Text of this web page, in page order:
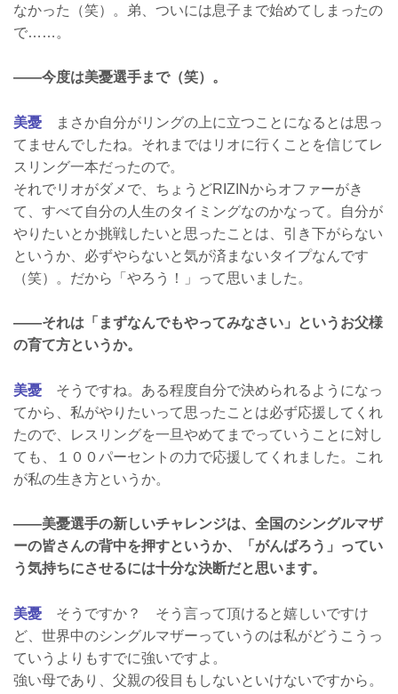
なかった（笑）。弟、ついには息子まで始めてしまったの
で……。
――今度は美憂選手まで（笑）。
美憂 まさか自分がリングの上に立つことになるとは思っ
てませんでしたね。それまではリオに行くことを信じてレ
スリング一本だったので。
それでリオがダメで、ちょうどRIZINからオファーがき
て、すべて自分の人生のタイミングなのかなって。自分が
やりたいとか挑戦したいと思ったことは、引き下がらない
というか、必ずやらないと気が済まないタイプなんです
（笑）。だから「やろう！」って思いました。
――それは「まずなんでもやってみなさい」というお父様
の育て方というか。
美憂 そうですね。ある程度自分で決められるようになっ
てから、私がやりたいって思ったことは必ず応援してくれ
たので、レスリングを一旦やめてまでっていうことに対し
ても、１００パーセントの力で応援してくれました。これ
が私の生き方というか。
――美憂選手の新しいチャレンジは、全国のシングルマザ
ーの皆さんの背中を押すというか、「がんばろう」ってい
う気持ちにさせるには十分な決断だと思います。
美憂 そうですか？ そう言って頂けると嬉しいですけ
ど、世界中のシングルマザーっていうのは私がどうこうっ
ていうよりもすでに強いですよ。
強い母であり、父親の役目もしないといけないですから。